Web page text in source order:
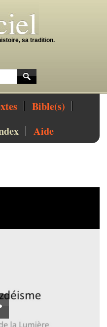
sa tradition.
Bible(s)
Aide